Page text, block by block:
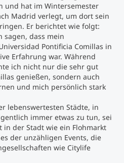
Finder
und hat im Wintersemester
Madrid verlegt, um dort sein
Er berichtet wie folgt:
sagen, dass mein
Pontificia Comillas in
Erfahrung war. Während
ich nicht nur die sehr gut
genießen, sondern auch
und mich persönlich stark
lebenswertesten Städte, in
immer etwas zu tun, sei
in der Stadt wie ein Flohmarkt
der unzähligen Events, die
wie Citylife